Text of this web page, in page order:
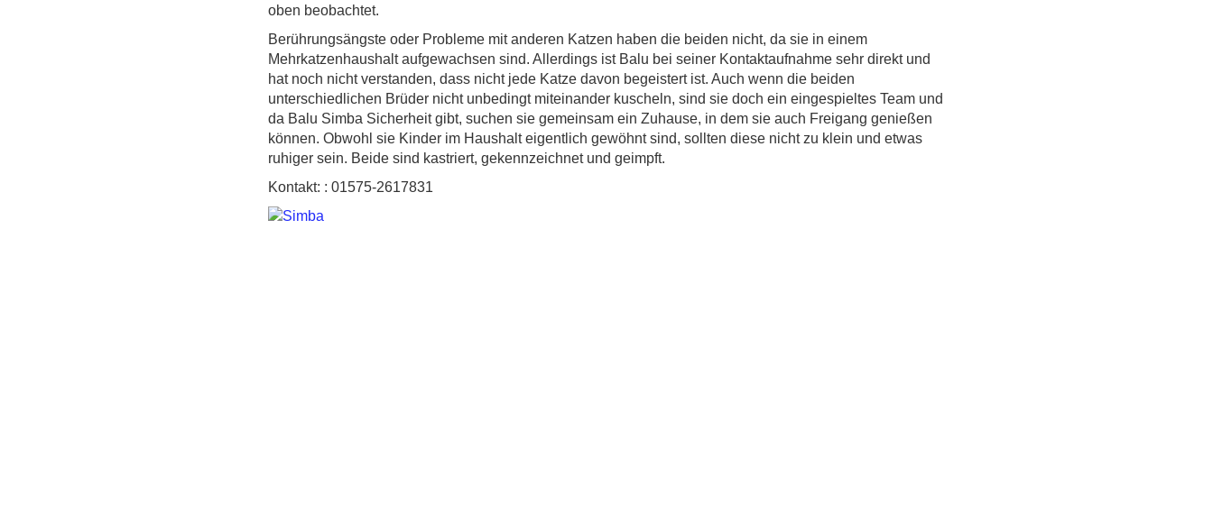
oben beobachtet.
Berührungsängste oder Probleme mit anderen Katzen haben die beiden nicht, da sie in einem
Mehrkatzenhaushalt aufgewachsen sind. Allerdings ist Balu bei seiner Kontaktaufnahme sehr direkt und
hat noch nicht verstanden, dass nicht jede Katze davon begeistert ist. Auch wenn die beiden
unterschiedlichen Brüder nicht unbedingt miteinander kuscheln, sind sie doch ein eingespieltes Team und
da Balu Simba Sicherheit gibt, suchen sie gemeinsam ein Zuhause, in dem sie auch Freigang genießen
können. Obwohl sie Kinder im Haushalt eigentlich gewöhnt sind, sollten diese nicht zu klein und etwas
ruhiger sein. Beide sind kastriert, gekennzeichnet und geimpft.
Kontakt: : 01575-2617831